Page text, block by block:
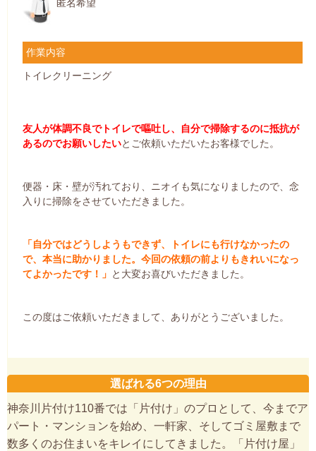
匿名希望
作業内容
トイレクリーニング
友人が体調不良でトイレで嘔吐し、自分で掃除するのに抵抗が
あるのでお願いしたいとご依頼いただいたお客様でした。
便器・床・壁が汚れており、ニオイも気になりましたので、念
入りに掃除をさせていただきました。
「自分ではどうしようもできず、トイレにも行けなかったの
で、本当に助かりました。今回の依頼の前よりもきれいになっ
てよかったです！」 と大変お喜びいただきました。
この度はご依頼いただきまして、ありがとうございました。
選ばれる6つの理由
神奈川片付け110番では「片付け」のプロとして、今までア
パート・マンションを始め、一軒家、そしてゴミ屋敷まで
数多くのお住まいをキレイにしてきました。「片付け屋」